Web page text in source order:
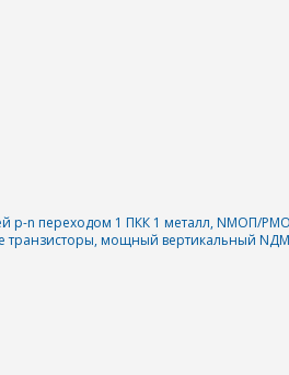
p-n переходом 1 ПКК 1 металл, NMOП/
транзисторы, мощный вертикальный